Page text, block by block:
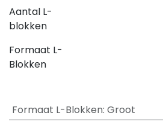
Aantal L-
blokken
Formaat L-
Blokken
Formaat L-Blokken: Groot